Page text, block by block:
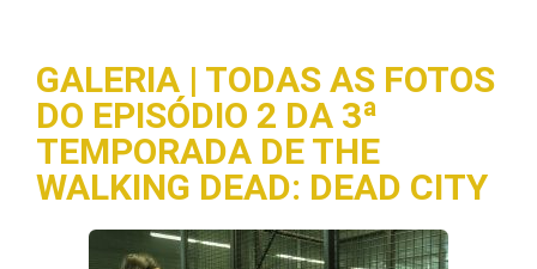
GALERIA | TODAS AS FOTOS
DO EPISÓDIO 2 DA 3ª
TEMPORADA DE THE
WALKING DEAD: DEAD CITY